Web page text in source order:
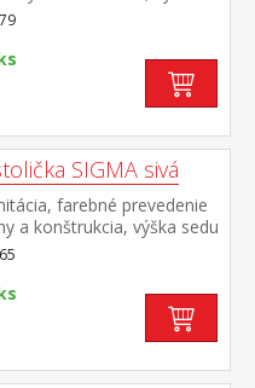
SIGMA sivá
farebné prevedenie
a konštrukcia, výška sedu